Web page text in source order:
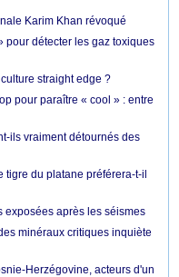
Karim Khan révoqué
pour détecter les gaz toxiques
straight edge ?
pour paraître « cool » : entre
ils vraiment détournés des
tigre du platane préférera-t-il
exposées après les séismes
minéraux critiques inquiète
Herzégovine, acteurs d'un